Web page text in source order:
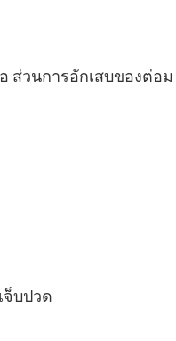
ส่วนการอักเสบของต่อม
จ็บปวด